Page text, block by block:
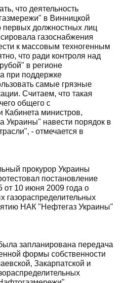
что деятельность
в Винницкой
первых должностных лиц
газоснабжения
к массовым техногенным
что ради контроля над
в регионе
при поддержке
самые грязные
Считаем, что такая
общего с
министров,
Украины" навести порядок в
- отмечается в
прокурор Украины
постановление
от 10 июня 2009 года о
газораспределительных
НАК "Нефтегаз Украины"
запланирована передача
формы собственности
Закарпатской и